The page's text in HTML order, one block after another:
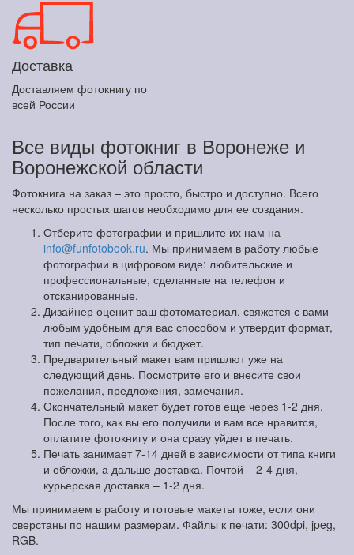
Доставка
Доставляем фотокнигу по
всей России
Все виды фотокниг в Воронеже и
Воронежской области
Фотокнига на заказ – это просто, быстро и доступно. Всего
несколько простых шагов необходимо для ее создания.
Отберите фотографии и пришлите их нам на
info@funfotobook.ru. Мы принимаем в работу любые
фотографии в цифровом виде: любительские и
профессиональные, сделанные на телефон и
отсканированные.
Дизайнер оценит ваш фотоматериал, свяжется с вами
любым удобным для вас способом и утвердит формат,
тип печати, обложки и бюджет.
Предварительный макет вам пришлют уже на
следующий день. Посмотрите его и внесите свои
пожелания, предложения, замечания.
Окончательный макет будет готов еще через 1-2 дня.
После того, как вы его получили и вам все нравится,
оплатите фотокнигу и она сразу уйдет в печать.
Печать занимает 7-14 дней в зависимости от типа книги
и обложки, а дальше доставка. Почтой – 2-4 дня,
курьерская доставка – 1-2 дня.
Мы принимаем в работу и готовые макеты тоже, если они
сверстаны по нашим размерам. Файлы к печати: 300dpi, jpeg,
RGB.